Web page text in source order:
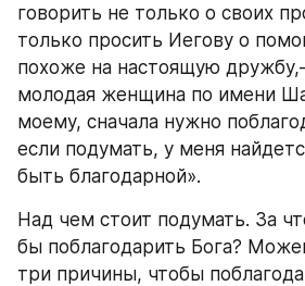
говорить не только о своих
только просить Иегову о
похоже на настоящую
молодая женщина по имени
моему, сначала нужно
если подумать, у меня
быть благодарной».
Над чем стоит подумать. За
бы поблагодарить Бога?
три причины, чтобы